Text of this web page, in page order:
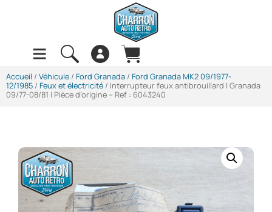
Accueil / Véhicule / Ford Granada / Ford Granada MK2 09/1977-
12/1985 / Feux et électricité / Interrupteur feux antibrouillard | Granada
09/77-08/81 | Pièce d’origine – Ref : 6043240